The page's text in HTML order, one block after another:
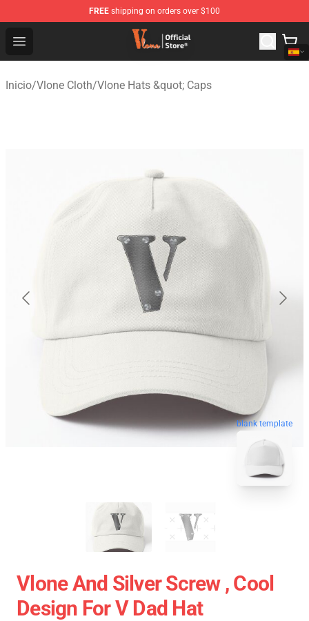
FREE shipping on orders over $100
Open menu
Vlone Shop - Official Vlone Merchandise Store
Inicio/Vlone Cloth/Vlone Hats &quot; Caps
blank template
Vlone And Silver Screw , Cool
Design For V Dad Hat